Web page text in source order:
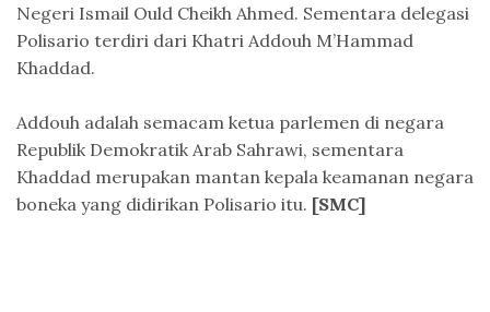
Negeri Ismail Ould Cheikh Ahmed. Sementara delegasi
Polisario terdiri dari Khatri Addouh M’Hammad
Khaddad.
Addouh adalah semacam ketua parlemen di negara
Republik Demokratik Arab Sahrawi, sementara
Khaddad merupakan mantan kepala keamanan negara
boneka yang didirikan Polisario itu. [SMC]